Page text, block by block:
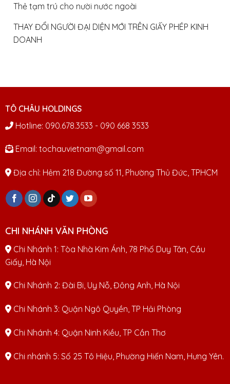
Thẻ tạm trú cho nười nước ngoài
THAY ĐỔI NGƯỜI ĐẠI DIỆN MỚI TRÊN GIẤY PHÉP KINH
DOANH
TÔ CHÂU HOLDINGS
Hotline: 090.678.3533 - 090 668 3533
Email: tochauvietnam@gmail.com
Địa chỉ: Hẻm 218 Đường số 11, Phường Thủ Đức, TPHCM
CHI NHÁNH VĂN PHÒNG
Chi Nhánh 1: Tòa Nhà Kim Ánh, 78 Phố Duy Tân, Cầu
Giấy, Hà Nội
Chi Nhánh 2: Đài Bi, Uy Nỗ, Đông Anh, Hà Nội
Chi Nhánh 3: Quận Ngô Quyền, TP Hải Phòng
Chi Nhánh 4: Quận Ninh Kiều, TP Cần Thơ
Chi nhánh 5: Số 25 Tô Hiệu, Phường Hiến Nam, Hưng Yên.